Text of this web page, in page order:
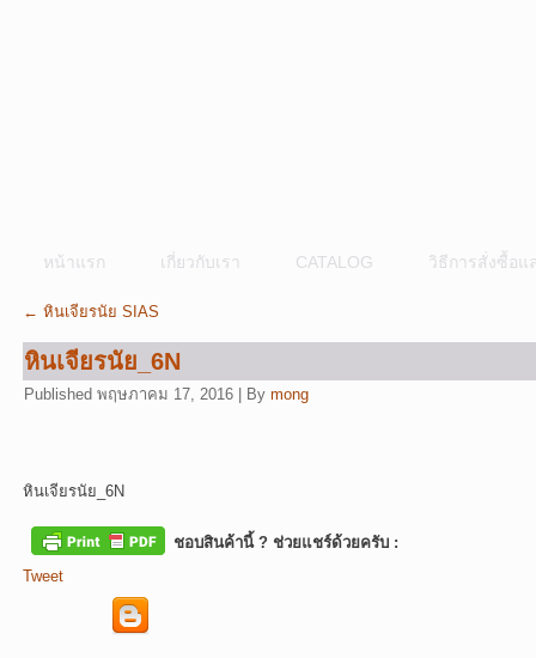
หน้าแรก เกี่ยวกับเรา CATALOG วิธีการสั่งซื้อแ
← หินเจียรนัย SIAS
หินเจียรนัย_6N
Published พฤษภาคม 17, 2016 By mong
หินเจียรนัย_6N
ชอบสินค้านี้ ? ช่วยแชร์ด้วยครับ :
Tweet